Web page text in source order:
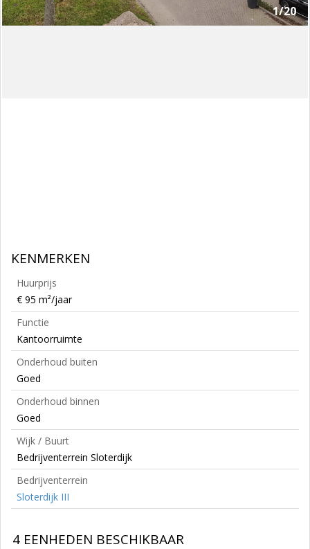
Login
1/20
KENMERKEN
Huurprijs
€ 95 m²/jaar
Functie
Kantoorruimte
Onderhoud buiten
Goed
Onderhoud binnen
Goed
Wijk / Buurt
Bedrijventerrein Sloterdijk
Bedrijventerrein
Sloterdijk III
4 EENHEDEN BESCHIKBAAR